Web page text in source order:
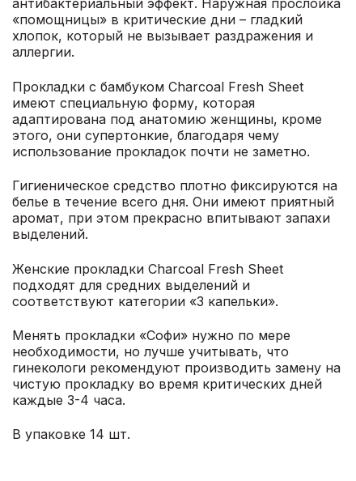
антибактериальный эффект. Наружная прослойка
«помощницы» в критические дни – гладкий
хлопок, который не вызывает раздражения и
аллергии.
Прокладки с бамбуком Charcoal Fresh Sheet
имеют специальную форму, которая
адаптирована под анатомию женщины, кроме
этого, они супертонкие, благодаря чему
использование прокладок почти не заметно.
Гигиеническое средство плотно фиксируются на
белье в течение всего дня. Они имеют приятный
аромат, при этом прекрасно впитывают запахи
выделений.
Женские прокладки Charcoal Fresh Sheet
подходят для средних выделений и
соответствуют категории «3 капельки».
Менять прокладки «Софи» нужно по мере
необходимости, но лучше учитывать, что
гинекологи рекомендуют производить замену на
чистую прокладку во время критических дней
каждые 3-4 часа.
В упаковке 14 шт.